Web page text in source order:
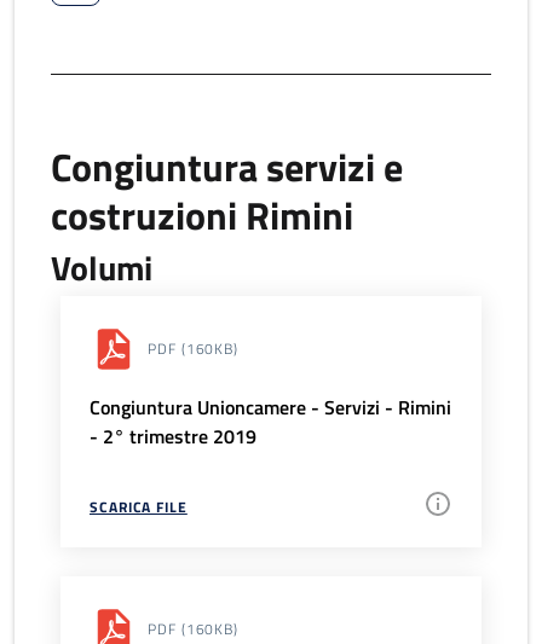
Congiuntura servizi e
costruzioni Rimini
Volumi
PDF (160KB)
Congiuntura Unioncamere - Servizi - Rimini
- 2° trimestre 2019
SCARICA FILE
PDF (160KB)